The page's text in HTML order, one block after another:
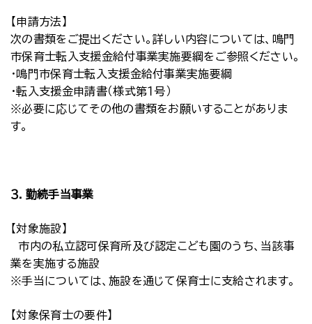
【申請方法】
次の書類をご提出ください。詳しい内容については、鳴門
市保育士転入支援金給付事業実施要綱をご参照ください。
・鳴門市保育士転入支援金給付事業実施要綱
・転入支援金申請書（様式第１号）
※必要に応じてその他の書類をお願いすることがありま
す。
３．勤続手当事業
【対象施設】
市内の私立認可保育所及び認定こども園のうち、当該事
業を実施する施設
※手当については、施設を通じて保育士に支給されます。
【対象保育士の要件】